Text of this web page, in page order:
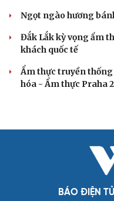
Ngọt ngào hương
Đắk Lắk kỳ vọng ẩm
khách quốc tế
Ẩm thực truyền thống
hóa - Ẩm thực Praha
BÁO ĐIỆN